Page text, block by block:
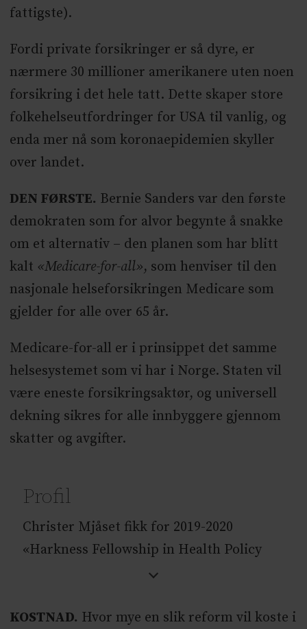
fattigste).
Fordi private forsikringer er så dyre, er
nærmere 30 millioner amerikanere uten noen
forsikring i det hele tatt. Dette skaper store
folkehelseutfordringer for USA til vanlig, og
enda mer nå som koronaepidemien skyller
over landet.
DEN FØRSTE. Bernie Sanders var den første
demokraten som for alvor begynte å snakke
om et alternativ – den planen som har blitt
kalt «Medicare-for-all», som henviser til den
nasjonale helseforsikringen Medicare som
gjelder for alle over 65 år.
Medicare-for-all er i prinsippet det samme
helsesystemet som vi har i Norge. Staten vil
være eneste forsikringsaktør, og universell
dekning sikres for alle innbyggere gjennom
skatter og avgifter.
Profil
Christer Mjåset fikk for 2019-2020
«Harkness Fellowship in Health Policy
and Pratice», og arbeider ved Harvard
Business School, Boston.Han er
KOSTNAD. Hvor mye en slik reform vil koste i